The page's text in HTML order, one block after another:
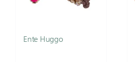
Ente Huggo